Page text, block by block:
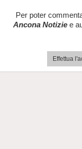
Per poter
Ancona Notizie e
Effettua